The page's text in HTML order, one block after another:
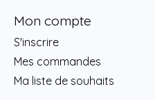
Mon compte
S'inscrire
Mes commandes
Ma liste de souhaits